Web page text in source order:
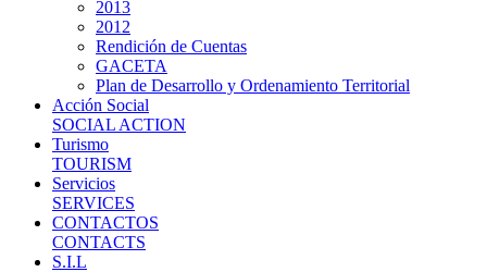
2013
2012
Rendición de Cuentas
GACETA
Plan de Desarrollo y Ordenamiento Territorial
Acción Social
SOCIAL ACTION
Turismo
TOURISM
Servicios
SERVICES
CONTACTOS
CONTACTS
S.I.L